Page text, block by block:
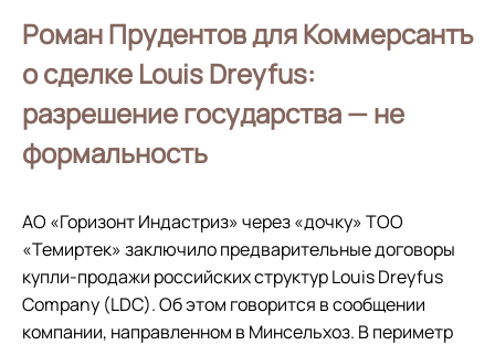
EN
+7 495 785 30 00
Роман Прудентов для Коммерсантъ
о сделке Louis Dreyfus:
разрешение государства — не
формальность
АО «Горизонт Индастриз» через «дочку» ТОО
«Темиртек» заключило предварительные договоры
купли-продажи российских структур Louis Dreyfus
Company (LDС). Об этом говорится в сообщении
компании, направленном в Минсельхоз. В периметр